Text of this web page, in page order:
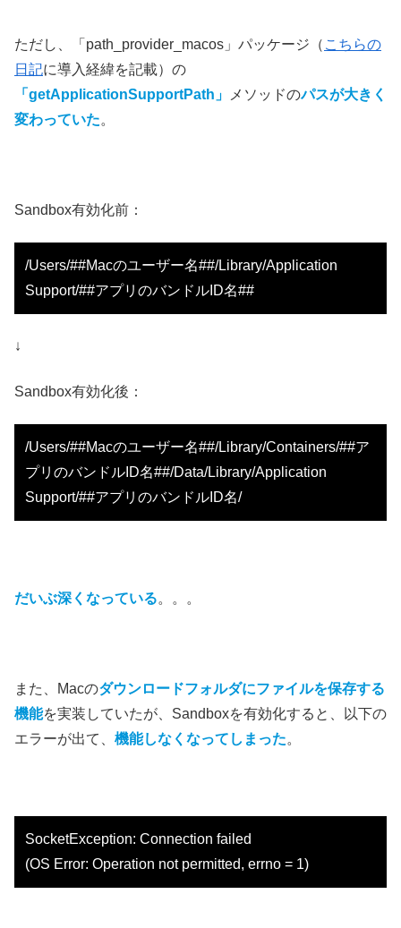
ただし、「path_provider_macos」パッケージ（ こちらの
日記に導入経緯を記載）の
「getApplicationSupportPath」
メソッドのパスが大きく
変わっていた。
Sandbox有効化前：
/Users/##Macのユーザー名##/Library/Application
Support/##アプリのバンドルID名##
↓
Sandbox有効化後：
/Users/##Macのユーザー名##/Library/Containers/##ア
プリのバンドルID名##/Data/Library/Application
Support/##アプリのバンドルID名/
だいぶ深くなっている。。。
また、Macのダウンロードフォルダにファイルを保存する
機能を実装していたが、Sandboxを有効化すると、以下の
エラーが出て、 機能しなくなってしまった。
SocketException: Connection failed
(OS Error: Operation not permitted, errno = 1)